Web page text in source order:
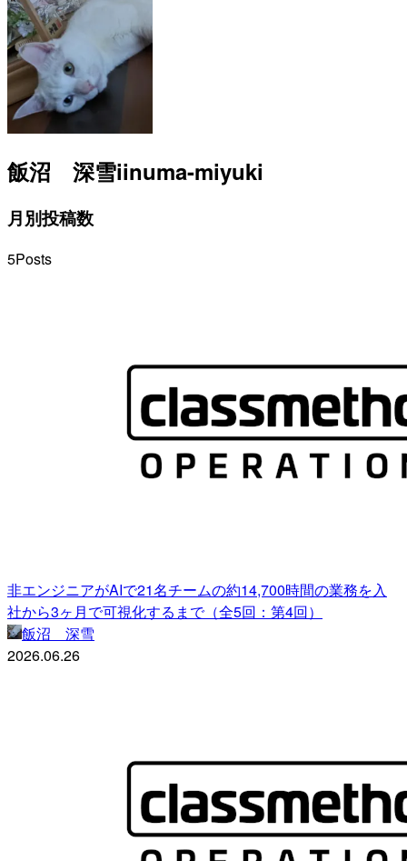
飯沼 深雪iinuma-miyuki
月別投稿数
5Posts
非エンジニアがAIで21名チームの約14,700時間の業務を入
社から3ヶ月で可視化するまで（全5回：第4回）
飯沼 深雪
2026.06.26